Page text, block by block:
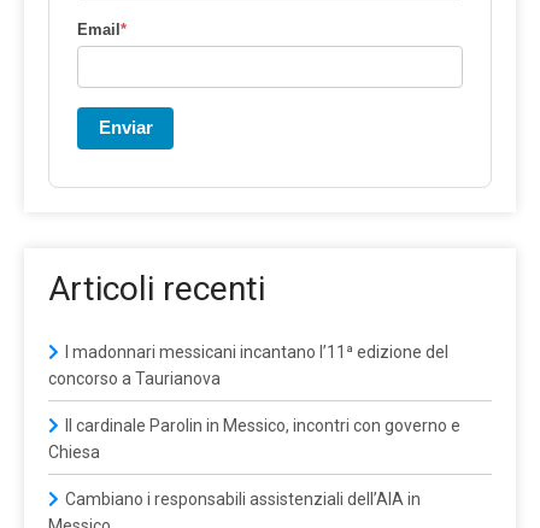
Email *
Enviar
Articoli recenti
I madonnari messicani incantano l’11ª edizione del
concorso a Taurianova
Il cardinale Parolin in Messico, incontri con governo e
Chiesa
Cambiano i responsabili assistenziali dell’AIA in